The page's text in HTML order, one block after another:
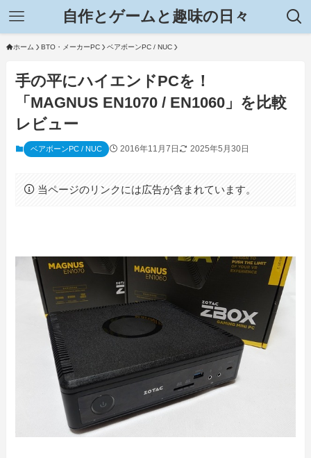
自作とゲームと趣味の日々
ホーム BTO・メーカーPC ベアボーンPC / NUC
手の平にハイエンドPCを！
「MAGNUS EN1070 / EN1060」を比較
レビュー
ベアボーンPC / NUC 2016年11月7日 2025年5月30日
当ページのリンクには広告が含まれています。